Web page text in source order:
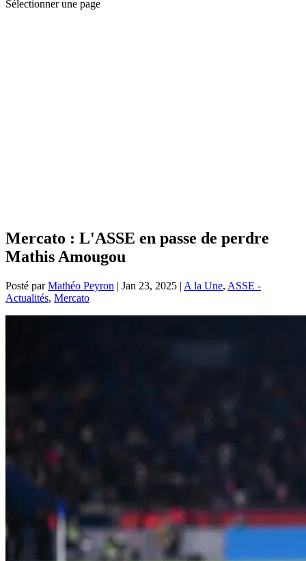
Sélectionner une page
Mercato : L'ASSE en passe de perdre
Mathis Amougou
Posté parMathéo Peyron | Jan 23, 2025 | A la Une, ASSE -
Actualités, Mercato